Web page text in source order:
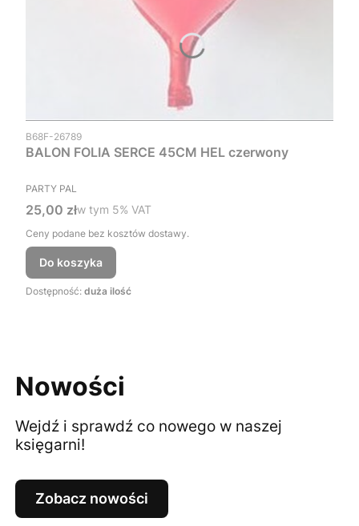
Kod produktu
B68F-26789
BALON FOLIA SERCE 45CM HEL czerwony
PRODUCENT
PARTY PAL
Cena brutto
25,00 złw tym %s VAT
w tym 5% VAT
Ceny podane bez kosztów dostawy.
Do koszyka
Dostępność: duża ilość
Nowości
Wejdź i sprawdź co nowego w naszej
księgarni!
Zobacz nowości